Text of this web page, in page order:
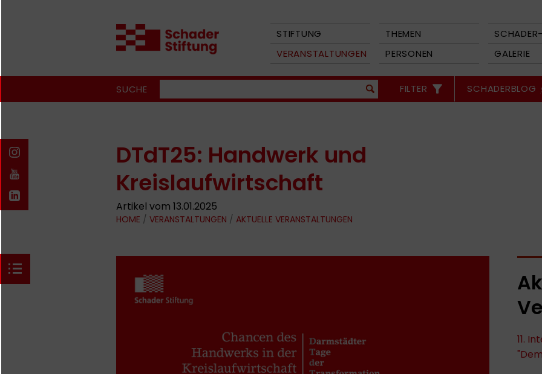
STIFTUNG THEMEN
VERANSTALTUNGEN
PERSONEN GALERIE
SUCHE FILTER SCHADERBLOG
DTdT25: Handwerk und
Kreislaufwirtschaft
Artikel vom 13.01.2025
HOME / VERANSTALTUNGEN / AKTUELLE VERANSTALTUNGEN
11.